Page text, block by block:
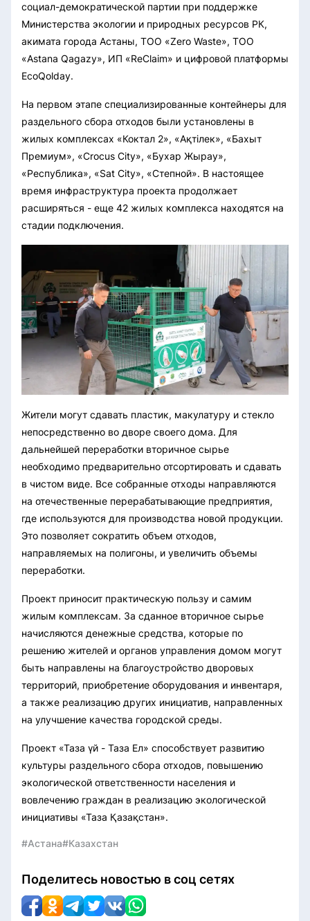
социал-демократической партии при поддержке
Министерства экологии и природных ресурсов РК,
акимата города Астаны, ТОО «Zero Waste», ТОО
«Astana Qagazy», ИП «ReClaim» и цифровой платформы
EcoQolday.
На первом этапе специализированные контейнеры для
раздельного сбора отходов были установлены в
жилых комплексах «Коктал 2», «Ақтілек», «Бахыт
Премиум», «Crocus City», «Бухар Жырау»,
«Республика», «Sat City», «Степной». В настоящее
время инфраструктура проекта продолжает
расширяться - еще 42 жилых комплекса находятся на
стадии подключения.
Жители могут сдавать пластик, макулатуру и стекло
непосредственно во дворе своего дома. Для
дальнейшей переработки вторичное сырье
необходимо предварительно отсортировать и сдавать
в чистом виде. Все собранные отходы направляются
на отечественные перерабатывающие предприятия,
где используются для производства новой продукции.
Это позволяет сократить объем отходов,
направляемых на полигоны, и увеличить объемы
переработки.
Проект приносит практическую пользу и самим
жилым комплексам. За сданное вторичное сырье
начисляются денежные средства, которые по
решению жителей и органов управления домом могут
быть направлены на благоустройство дворовых
территорий, приобретение оборудования и инвентаря,
а также реализацию других инициатив, направленных
на улучшение качества городской среды.
Проект «Таза үй - Таза Ел» способствует развитию
культуры раздельного сбора отходов, повышению
экологической ответственности населения и
вовлечению граждан в реализацию экологической
инициативы «Таза Қазақстан».
#Астана#Казахстан
Поделитесь новостью в соц сетях